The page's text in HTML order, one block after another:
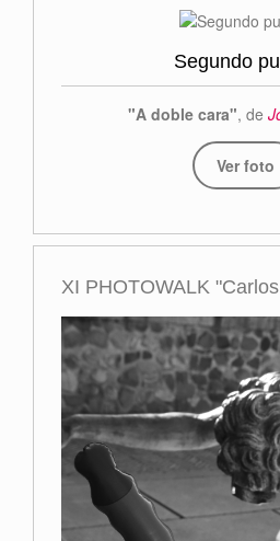
Segundo
"A doble cara", de
Ver foto
XI PHOTOWALK